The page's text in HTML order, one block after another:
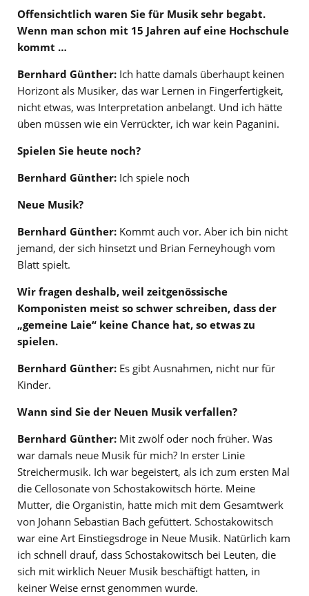
Offensichtlich waren Sie für Musik sehr begabt.
Wenn man schon mit 15 Jahren auf eine Hochschule
kommt …
Bernhard Günther: Ich hatte damals überhaupt keinen
Horizont als Musiker, das war Lernen in Fingerfertigkeit,
nicht etwas, was Interpretation anbelangt. Und ich hätte
üben müssen wie ein Verrückter, ich war kein Paganini.
Spielen Sie heute noch?
Bernhard Günther: Ich spiele noch
Neue Musik?
Bernhard Günther: Kommt auch vor. Aber ich bin nicht
jemand, der sich hinsetzt und Brian Ferneyhough vom
Blatt spielt.
Wir fragen deshalb, weil zeitgenössische
Komponisten meist so schwer schreiben, dass der
„gemeine Laie“ keine Chance hat, so etwas zu
spielen.
Bernhard Günther: Es gibt Ausnahmen, nicht nur für
Kinder.
Wann sind Sie der Neuen Musik verfallen?
Bernhard Günther: Mit zwölf oder noch früher. Was
war damals neue Musik für mich? In erster Linie
Streichermusik. Ich war begeistert, als ich zum ersten Mal
die Cellosonate von Schostakowitsch hörte. Meine
Mutter, die Organistin, hatte mich mit dem Gesamtwerk
von Johann Sebastian Bach gefüttert. Schostakowitsch
war eine Art Einstiegsdroge in Neue Musik. Natürlich kam
ich schnell drauf, dass Schostakowitsch bei Leuten, die
sich mit wirklich Neuer Musik beschäftigt hatten, in
keiner Weise ernst genommen wurde.